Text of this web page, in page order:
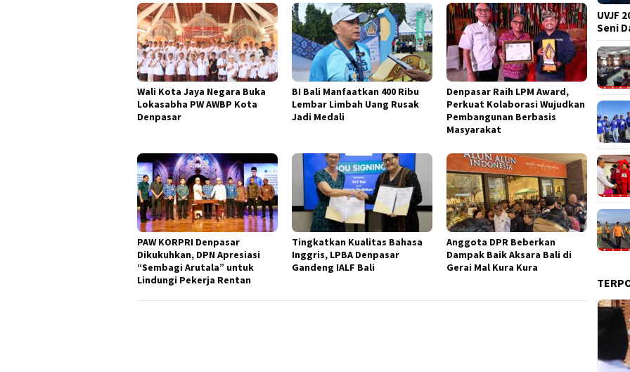
Wali Kota Jaya Negara Buka
Lokasabha PW AWBP Kota
Denpasar
BI Bali Manfaatkan 400 Ribu
Lembar Limbah Uang Rusak
Jadi Medali
Denpasar Raih LPM Award,
Perkuat Kolaborasi Wujudkan
Pembangunan Berbasis
Masyarakat
PAW KORPRI Denpasar
Dikukuhkan, DPN Apresiasi
“Sembagi Arutala” untuk
Lindungi Pekerja Rentan
Tingkatkan Kualitas Bahasa
Inggris, LPBA Denpasar
Gandeng IALF Bali
Anggota DPR Beberkan
Dampak Baik Aksara Bali di
Gerai Mal Kura Kura
UVJF
Seni